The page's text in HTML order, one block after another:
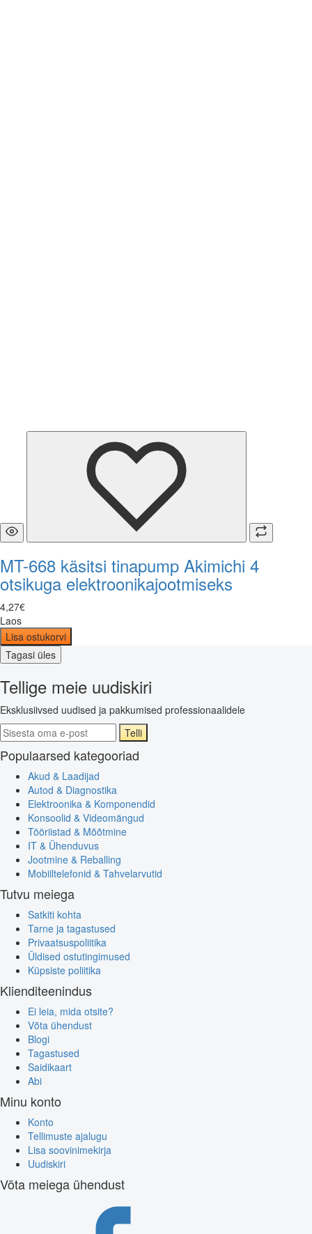
MT-668 käsitsi tinapump Akimichi 4
otsikuga elektroonikajootmiseks
4,27€
Laos
Lisa ostukorvi
Tagasi üles
Tellige meie uudiskiri
Eksklusiivsed uudised ja pakkumised professionaalidele
Telli
Populaarsed kategooriad
Akud & Laadijad
Autod & Diagnostika
Elektroonika & Komponendid
Konsoolid & Videomängud
Tööriistad & Mõõtmine
IT & Ühenduvus
Jootmine & Reballing
Mobiiltelefonid & Tahvelarvutid
Tutvu meiega
Satkiti kohta
Tarne ja tagastused
Privaatsuspoliitika
Üldised ostutingimused
Küpsiste poliitika
Klienditeenindus
Ei leia, mida otsite?
Võta ühendust
Blogi
Tagastused
Saidikaart
Abi
Minu konto
Konto
Tellimuste ajalugu
Lisa soovinimekirja
Uudiskiri
Võta meiega ühendust